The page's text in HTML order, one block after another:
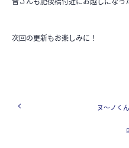
次回の更新もお楽しみに！
ヌ～ノく